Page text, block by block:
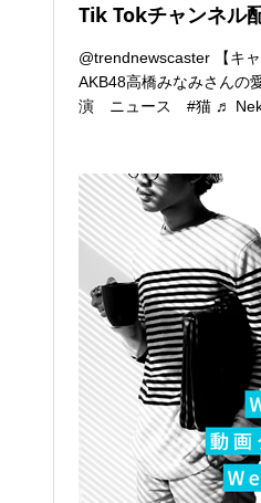
Tik Tokチャンネル
@trendnewscaster 【キ
AKB48高橋みなみさんの
演 ニュース#猫 ♬